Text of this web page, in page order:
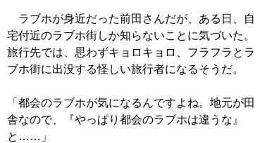
ラブホが身近だった前田さんだが、ある日、自
宅付近のラブホ街しか知らないことに気づいた。
旅行先では、思わずキョロキョロ、フラフラとラ
ブホ街に出没する怪しい旅行者になるそうだ。
「都会のラブホが気になるんですよね。地元が田
舎なので、『やっぱり都会のラブホは違うな』
と……」